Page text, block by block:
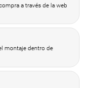
a través de la web
montaje dentro de